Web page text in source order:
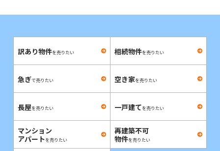
訳あり物件を売りたい 相続物件を売りたい
急ぎで売りたい 空き家を売りたい
長屋を売りたい 一戸建てを売りたい
マンション
アパートを売りたい
再建築不可
物件を売りたい